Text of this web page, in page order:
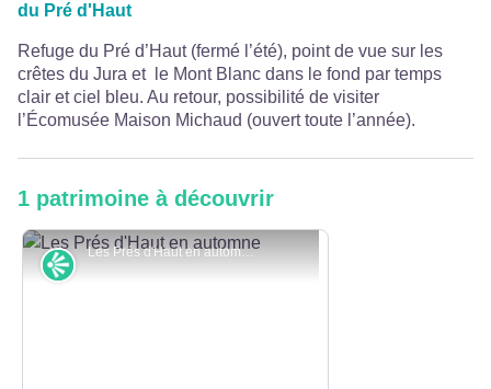
du Pré d'Haut
Refuge du Pré d’Haut (fermé l’été), point de vue sur les
crêtes du Jura et le Mont Blanc dans le fond par temps
clair et ciel bleu. Au retour, possibilité de visiter
l’Écomusée Maison Michaud (ouvert toute l’année).
1 patrimoine à découvrir
Les Prés d'Haut en automne - Christian Burri
Point de vue